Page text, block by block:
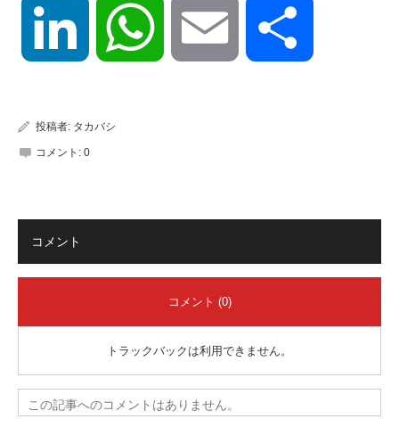
LinkedIn WhatsApp Email
投稿者: タカバシ
コメント: 0
コメント
コメント (0)
トラックバックは利用できません。
この記事へのコメントはありません。